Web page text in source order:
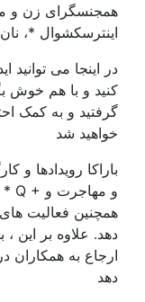
همجنسگرای زن و
اینترسکشوال *،
در اینجا می توانید
کنید و با هم خوش
گرفتید و به کمک
خواهید شد
باراکا رویدادها و
همچنین فعالیت
دهد. علاوه بر این ،
ارجاع به همکاران
دهد